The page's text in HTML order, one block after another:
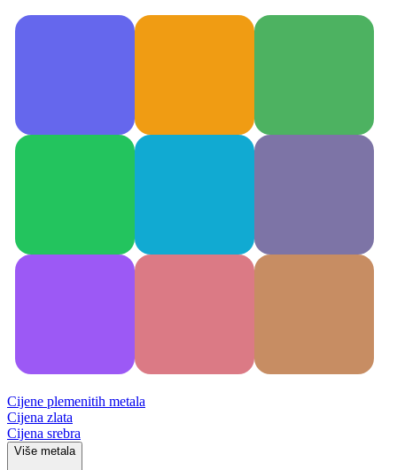
Cijene plemenitih metala
Cijena zlata
Cijena srebra
Više metala